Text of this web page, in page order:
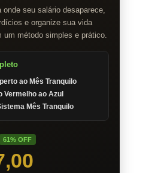
onde seu salário desaparece,
e organize sua vida
um método simples e prático.
ao Mês Tranquilo
Vermelho ao Azul
Mês Tranquilo
61% OFF